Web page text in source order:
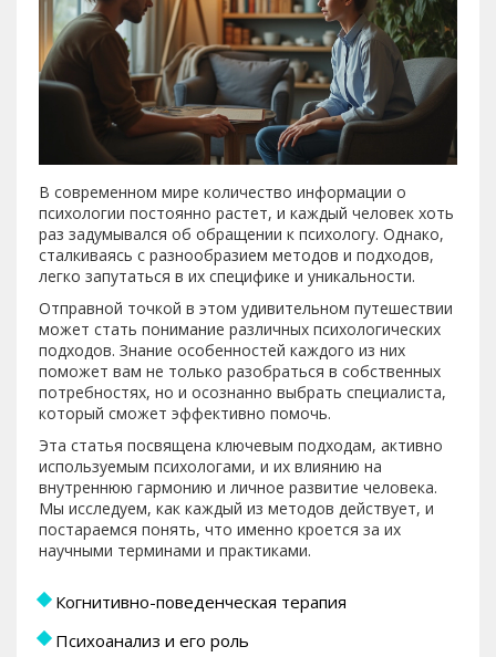
В современном мире количество информации о
психологии постоянно растет, и каждый человек хоть
раз задумывался об обращении к психологу. Однако,
сталкиваясь с разнообразием методов и подходов,
легко запутаться в их специфике и уникальности.
Отправной точкой в этом удивительном путешествии
может стать понимание различных психологических
подходов. Знание особенностей каждого из них
поможет вам не только разобраться в собственных
потребностях, но и осознанно выбрать специалиста,
который сможет эффективно помочь.
Эта статья посвящена ключевым подходам, активно
используемым психологами, и их влиянию на
внутреннюю гармонию и личное развитие человека.
Мы исследуем, как каждый из методов действует, и
постараемся понять, что именно кроется за их
научными терминами и практиками.
Когнитивно-поведенческая терапия
Психоанализ и его роль